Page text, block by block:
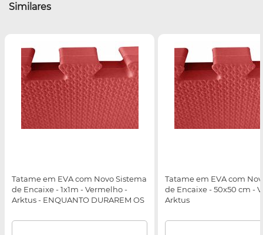
Similares
Tatame em EVA com Novo Sistema
de Encaixe - 1x1m - Vermelho -
Arktus - ENQUANTO DURAREM OS
Tatame em EVA com
de Encaixe - 50x50 cm -
Arktus